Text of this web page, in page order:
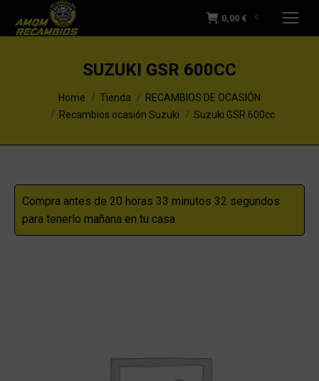
0,00 € 0
SUZUKI GSR 600CC
You are here:Home Tienda
RECAMBIOS DE OCASIÓN
Recambios ocasión Suzuki
Suzuki GSR 600cc
Compra antes de 20 horas 33 minutos 32 segundos
para tenerlo mañana en tu casa